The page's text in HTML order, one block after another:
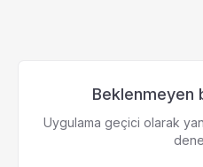
Beklenmeyen
Uygulama geçici olarak